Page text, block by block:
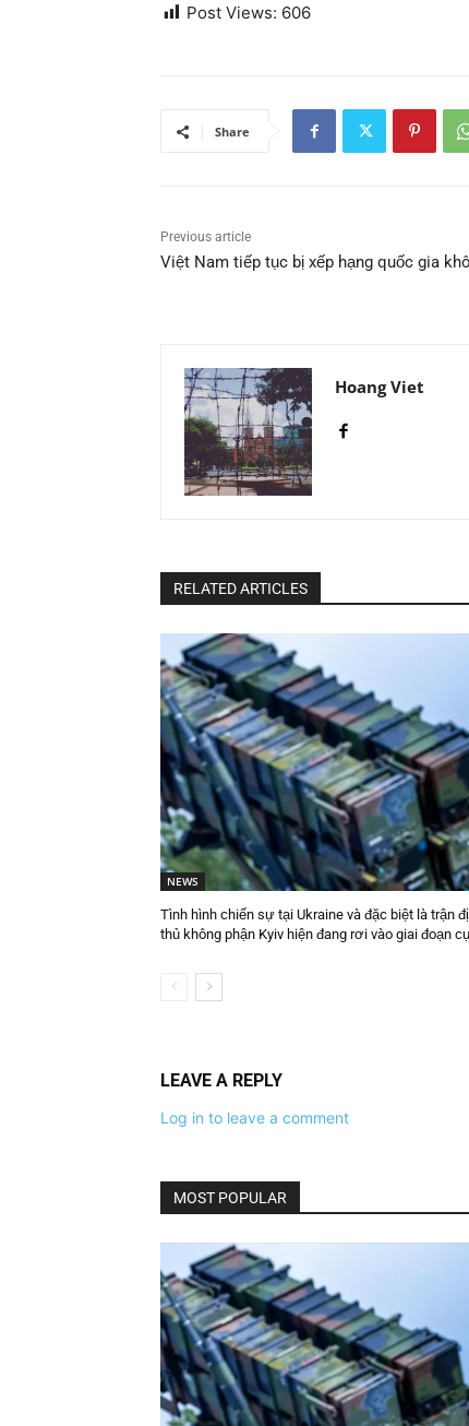
Post Views: 606
Share
Previous article
Việt Nam tiếp tục bị xếp hạng quốc gia
Hoang Viet
RELATED ARTICLES
NEWS
Tình hình chiến sự tại Ukraine và đặc biệt là trận
thủ không phận Kyiv hiện đang rơi vào giai đoạn
LEAVE A REPLY
Log in to leave a comment
MOST POPULAR